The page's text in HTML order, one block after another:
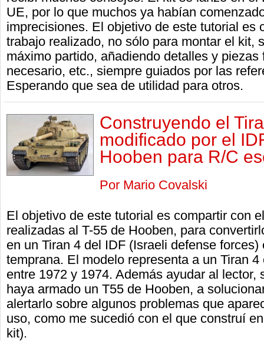
UE, por lo que muchos ya habían
imprecisiones. El objetivo de este tutorial es
trabajo realizado, no sólo para montar el kit,
máximo partido, añadiendo detalles y
necesario, etc., siempre guiados por las
Esperando que sea de utilidad para otros.
Construyendo el
modificado por el
Hooben para R/C
Por Mario Covalski
El objetivo de este tutorial es compartir con
realizadas al T-55 de Hooben, para
en un Tiran 4 del IDF (Israeli defense
temprana. El modelo representa a un Tiran
entre 1972 y 1974. Además ayudar al lector,
haya armado un T55 de Hooben, a
alertarlo sobre algunos problemas que
uso, como me sucedió con el que construí
kit).